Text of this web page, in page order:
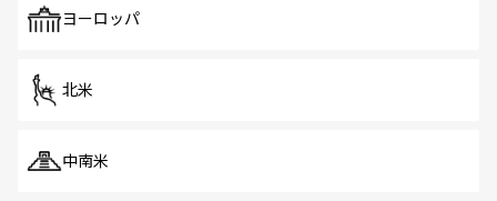
で、ホーカーズは地元の風情を楽しめる外せないスポット
ヨーロッパ
北米
中南米